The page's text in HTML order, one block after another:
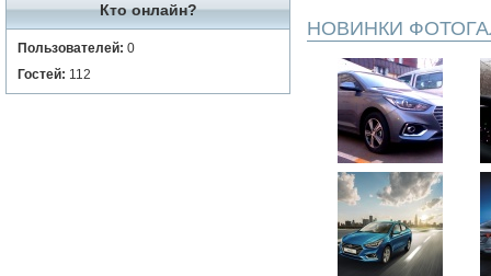
Кто онлайн?
Пользователей: 0
Гостей: 112
НОВИНКИ